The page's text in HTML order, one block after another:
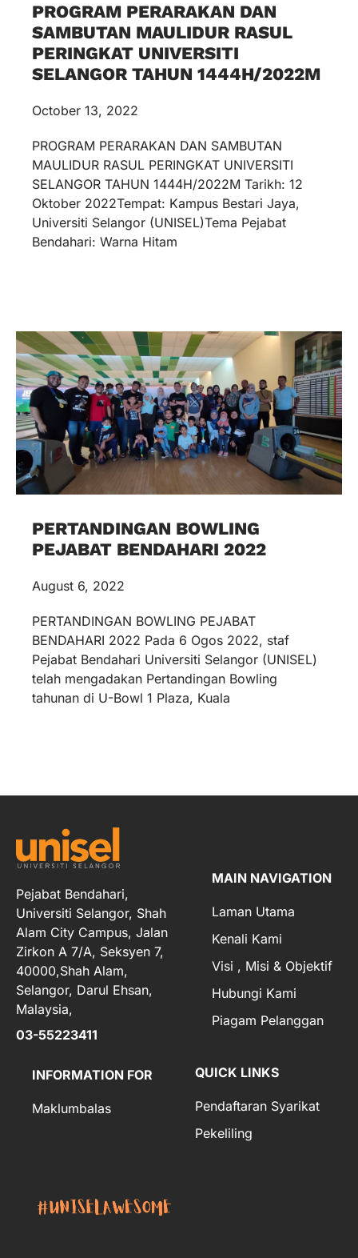
PROGRAM PERARAKAN DAN
SAMBUTAN MAULIDUR RASUL
PERINGKAT UNIVERSITI
SELANGOR TAHUN 1444H/2022M
October 13, 2022
PROGRAM PERARAKAN DAN SAMBUTAN
MAULIDUR RASUL PERINGKAT UNIVERSITI
SELANGOR TAHUN 1444H/2022M Tarikh: 12
Oktober 2022Tempat: Kampus Bestari Jaya,
Universiti Selangor (UNISEL)Tema Pejabat
Bendahari: Warna Hitam
PERTANDINGAN BOWLING
PEJABAT BENDAHARI 2022
August 6, 2022
PERTANDINGAN BOWLING PEJABAT
BENDAHARI 2022 Pada 6 Ogos 2022, staf
Pejabat Bendahari Universiti Selangor (UNISEL)
telah mengadakan Pertandingan Bowling
tahunan di U-Bowl 1 Plaza, Kuala
Pejabat Bendahari,
Universiti Selangor, Shah
Alam City Campus, Jalan
Zirkon A 7/A, Seksyen 7,
40000,Shah Alam,
Selangor, Darul Ehsan,
Malaysia,
03-55223411
MAIN NAVIGATION
Laman Utama
Kenali Kami
Visi , Misi & Objektif
Hubungi Kami
Piagam Pelanggan
INFORMATION FOR
Maklumbalas
QUICK LINKS
Pendaftaran Syarikat
Pekeliling